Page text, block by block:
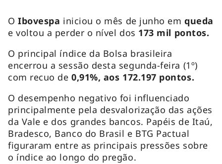
OIbovespa iniciou o mês de junho emqueda
e voltou a perder o nível dos 173 mil pontos.
O principal índice da Bolsa brasileira
encerrou a sessão desta segunda-feira (1º)
com recuo de 0,91%, aos 172.197 pontos.
O desempenho negativo foi influenciado
principalmente pela desvalorização das ações
da Vale e dos grandes bancos. Papéis de Itaú,
Bradesco, Banco do Brasil e BTG Pactual
figuraram entre as principais pressões sobre
o índice ao longo do pregão.